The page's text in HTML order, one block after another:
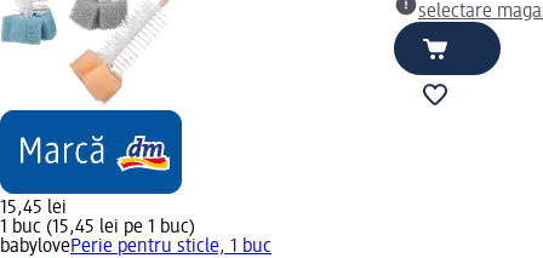
15,45 lei
1 buc (15,45 lei pe 1 buc)
babylovePerie pentru sticle, 1 buc
selectare